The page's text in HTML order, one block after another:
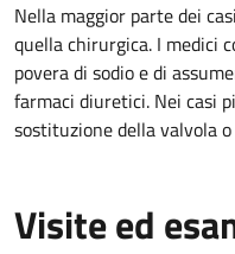
Nella maggior parte dei
quella chirurgica. I medici
povera di sodio e di
farmaci diuretici. Nei casi
sostituzione della valvola
Visite ed